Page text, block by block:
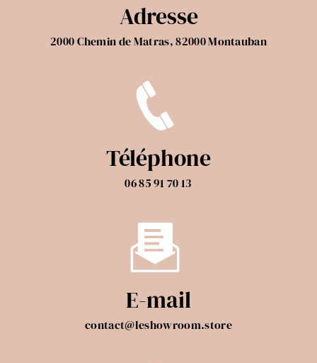
Adresse
2000 Chemin de Matras, 82000 Montauban
Téléphone
06 85 91 70 13
E-mail
contact@leshowroom.store